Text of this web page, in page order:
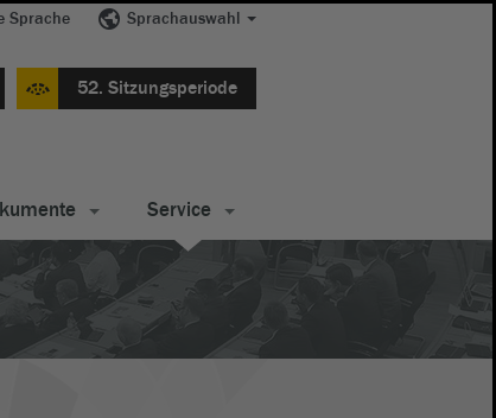
Sprache Sprachauswahl
52. Sitzungsperiode
Service